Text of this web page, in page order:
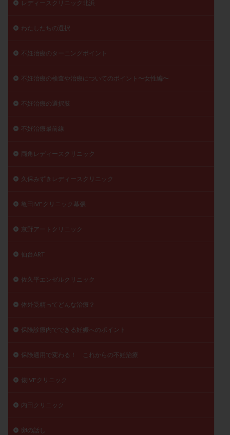
レディースクリニック北浜
わたしたちの選択
不妊治療のターニングポイント
不妊治療の検査や治療についてのポイント〜女性編〜
不妊治療の選択肢
不妊治療最前線
両角レディースクリニック
久保みずきレディースクリニック
亀田IVFクリニック幕張
京野アートクリニック
仙台ART
佐久平エンゼルクリニック
体外受精ってどんな治療？
保険診療内でできる妊娠へのポイント
保険適用で変わる！ これからの不妊治療
俵IVFクリニック
内田クリニック
卵の話し